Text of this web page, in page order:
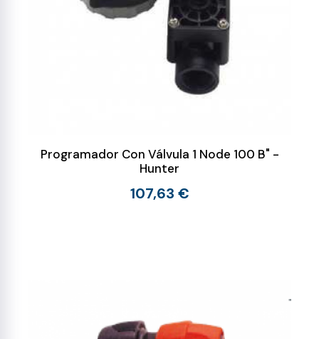
Programador Con Válvula 1 Node 100 B" -
Hunter
107,63 €